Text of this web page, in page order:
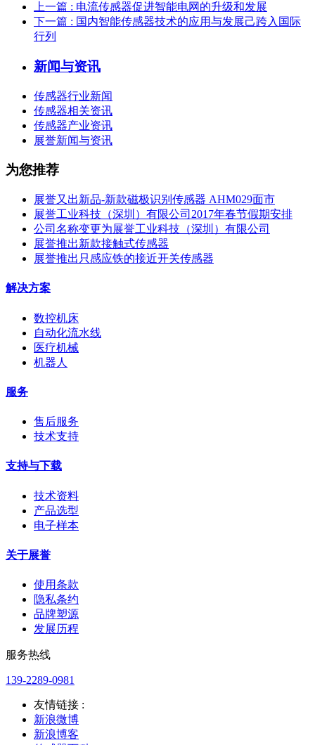
上一篇 : 电流传感器促进智能电网的升级和发展
下一篇 : 国内智能传感器技术的应用与发展己跨入国际
行列
新闻与资讯
传感器行业新闻
传感器相关资讯
传感器产业资讯
展誉新闻与资讯
为您推荐
展誉又出新品-新款磁极识别传感器 AHM029面市
展誉工业科技（深圳）有限公司2017年春节假期安排
公司名称变更为展誉工业科技（深圳）有限公司
展誉推出新款接触式传感器
展誉推出只感应铁的接近开关传感器
解决方案
数控机床
自动化流水线
医疗机械
机器人
服务
售后服务
技术支持
支持与下载
技术资料
产品选型
电子样本
关于展誉
使用条款
隐私条约
品牌塑源
发展历程
服务热线
139-2289-0981
友情链接 :
新浪微博
新浪博客